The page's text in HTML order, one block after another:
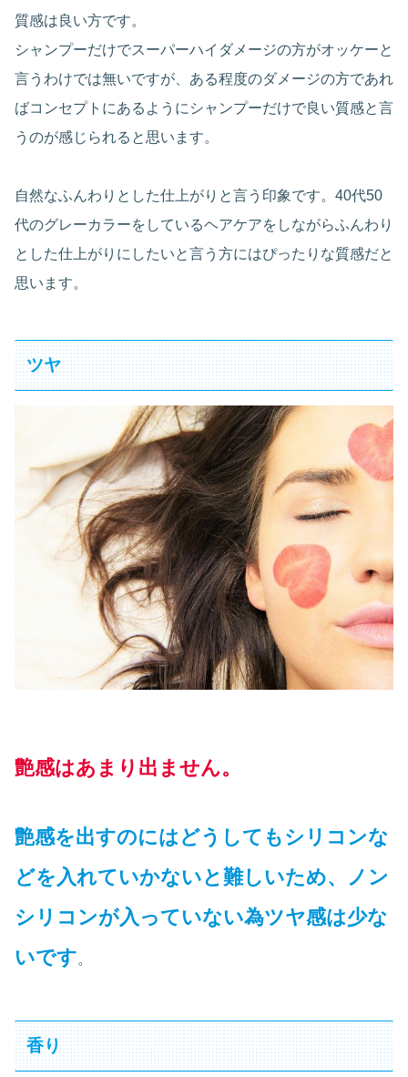
質感は良い方です。
シャンプーだけでスーパーハイダメージの方がオッケーと
言うわけでは無いですが、ある程度のダメージの方であれ
ばコンセプトにあるようにシャンプーだけで良い質感と言
うのが感じられると思います。
自然なふんわりとした仕上がりと言う印象です。40代50
代のグレーカラーをしているヘアケアをしながらふんわり
とした仕上がりにしたいと言う方にはぴったりな質感だと
思います。
ツヤ
艶感はあまり出ません。
艶感を出すのにはどうしてもシリコンな
どを入れていかないと難しいため、ノン
シリコンが入っていない為ツヤ感は少な
いです。
香り